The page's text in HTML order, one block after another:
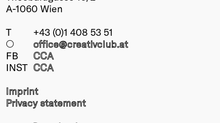
A-1060 Wien
T
+43 (0)1 408 53 51
○
office@creativclub.at
FB
CCA
INST CCA
Imprint
Privacy statement